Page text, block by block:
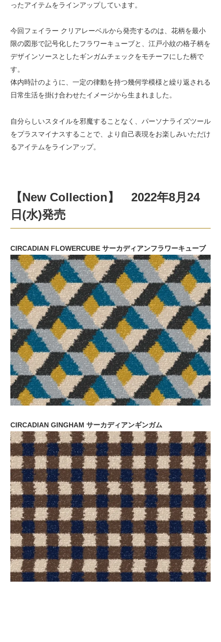
ったアイテムをラインアップしています。
今回フェイラー クリアレーベルから発売するのは、花柄を最小
限の図形で記号化したフラワーキューブと、江戸小紋の格子柄を
デザインソースとしたギンガムチェックをモチーフにした柄で
す。
体内時計のように、一定の律動を持つ幾何学模様と繰り返される
日常生活を掛け合わせたイメージから生まれました。
自分らしいスタイルを邪魔することなく、パーソナライズツール
をプラスマイナスすることで、より自己表現をお楽しみいただけ
るアイテムをラインアップ。
【New Collection】 2022年8月24
日(水)発売
CIRCADIAN FLOWERCUBE サーカディアンフラワーキューブ
CIRCADIAN GINGHAM サーカディアンギンガム